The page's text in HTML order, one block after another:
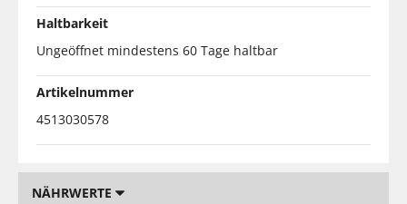
Haltbarkeit
Ungeöffnet mindestens 60 Tage haltbar
Artikelnummer
4513030578
NÄHRWERTE